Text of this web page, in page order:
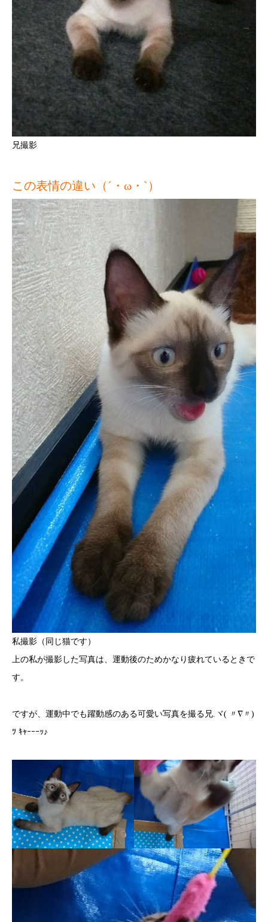
兄撮影
この表情の違い（´・ω・`）
私撮影（同じ猫です）
上の私が撮影した写真は、運動後のためかなり疲れているときで
す。
ですが、運動中でも躍動感のある可愛い写真を撮る兄.ヾ( 〃∇〃)
ﾂ ｷｬｰｰｰｯ♪